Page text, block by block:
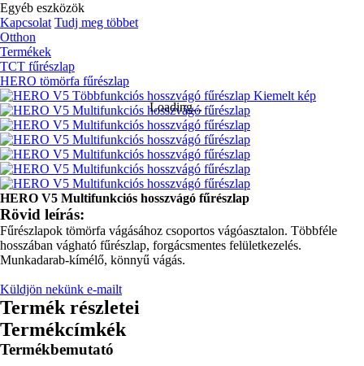
Egyéb eszközök
Kapcsolat Tudj meg többet
Otthon
Termékek
TCT fűrészlap
HERO tömörfa fűrészlap
Loading...
HERO V5 Multifunkciós hosszvágó fűrészlap
Rövid leírás:
Fűrészlapok tömörfa vágásához csoportos vágóasztalon. Többféle
hosszában vágható fűrészlap, forgácsmentes felületkezelés.
Munkadarab-kímélő, könnyű vágás.
Küldjön nekünk e-mailt
Termék részletei
Termékcímkék
Termékbemutató